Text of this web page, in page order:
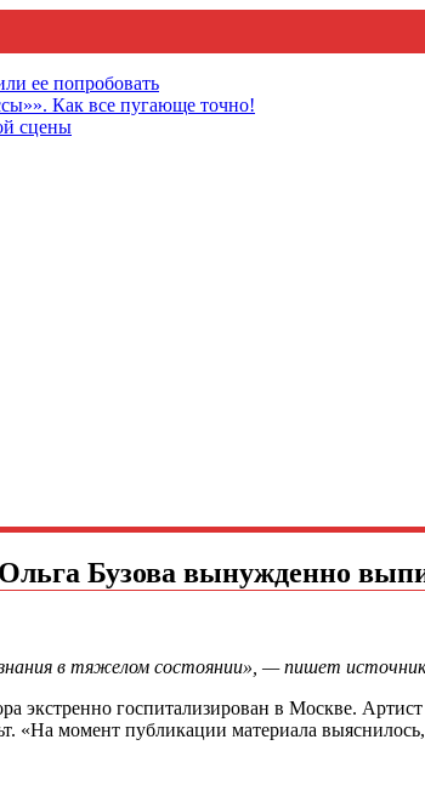
ее попробовать
Как все пугающе точно!
сцены
Бузова вынужденно
в тяжелом состоянии», — пишет
экстренно госпитализирован в Москве.
«На момент публикации материала